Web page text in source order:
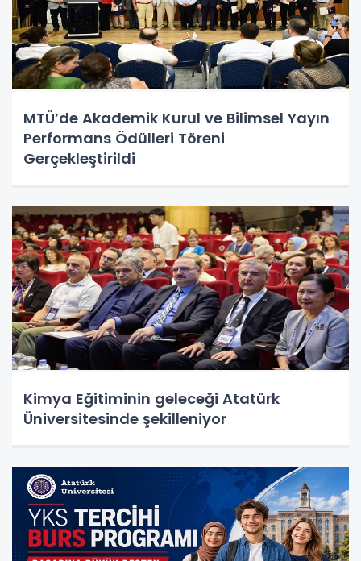
MTÜ’de Akademik Kurul ve Bilimsel Yayın
Performans Ödülleri Töreni
Gerçekleştirildi
Kimya Eğitiminin geleceği Atatürk
Üniversitesinde şekilleniyor